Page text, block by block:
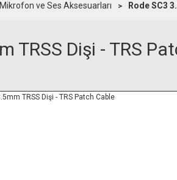
Mikrofon ve Ses Aksesuarları Rode SC3
TRSS Dişi - TRS